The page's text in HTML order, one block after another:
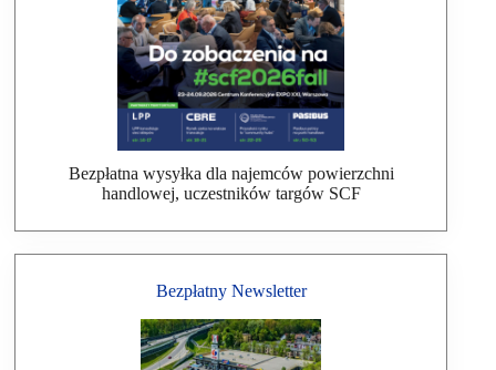
Bezpłatna wysyłka dla najemców powierzchni
handlowej, uczestników targów SCF
Bezpłatny Newsletter